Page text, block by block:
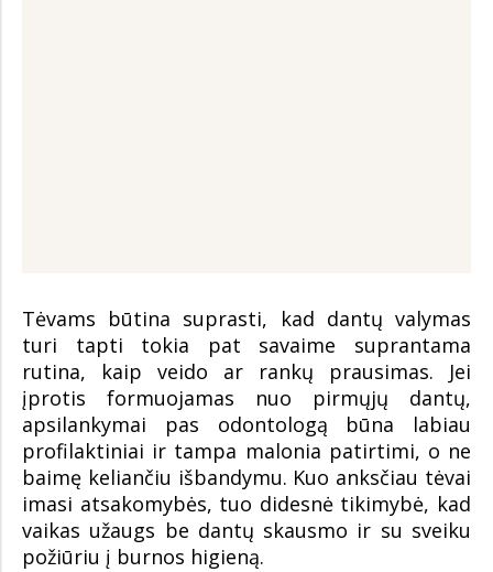
Tėvams būtina suprasti, kad dantų valymas
turi tapti tokia pat savaime suprantama
rutina, kaip veido ar rankų prausimas. Jei
įprotis formuojamas nuo pirmųjų dantų,
apsilankymai pas odontologą būna labiau
profilaktiniai ir tampa malonia patirtimi, o ne
baimę keliančiu išbandymu. Kuo anksčiau tėvai
imasi atsakomybės, tuo didesnė tikimybė, kad
vaikas užaugs be dantų skausmo ir su sveiku
požiūriu į burnos higieną.